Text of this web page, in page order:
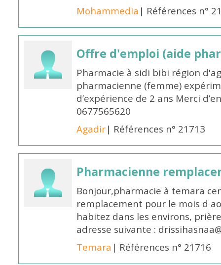
Mohammedia | Références n°
Offre d'emploi (aide
Pharmacie à sidi bibi région
pharmacienne (femme)
d’expérience de 2 ans Merci
0677565620
Agadir| Références n° 21713
Pharmacienne
Bonjour,pharmacie à temara
remplacement pour le mois d
habitez dans les environs,
adresse suivante :
Temara | Références n° 21716